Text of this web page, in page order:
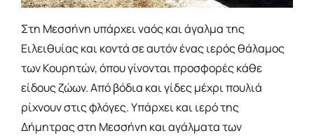
Στη Μεσσήνη υπάρχει ναός και άγαλμα της
Ειλειθυίας και κοντά σε αυτόν ένας ιερός θάλαμος
των Κουρητών, όπου γίνονται προσφορές κάθε
είδους ζώων. Από βόδια και γίδες μέχρι πουλιά
ρίχνουν στις φλόγες. Υπάρχει και ιερό της
Δήμητρας στη Μεσσήνη και αγάλματα των